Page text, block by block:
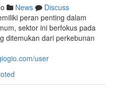
News
Discuss
peran penting dalam
sektor ini berfokus pada
ditemukan dari perkebunan
user